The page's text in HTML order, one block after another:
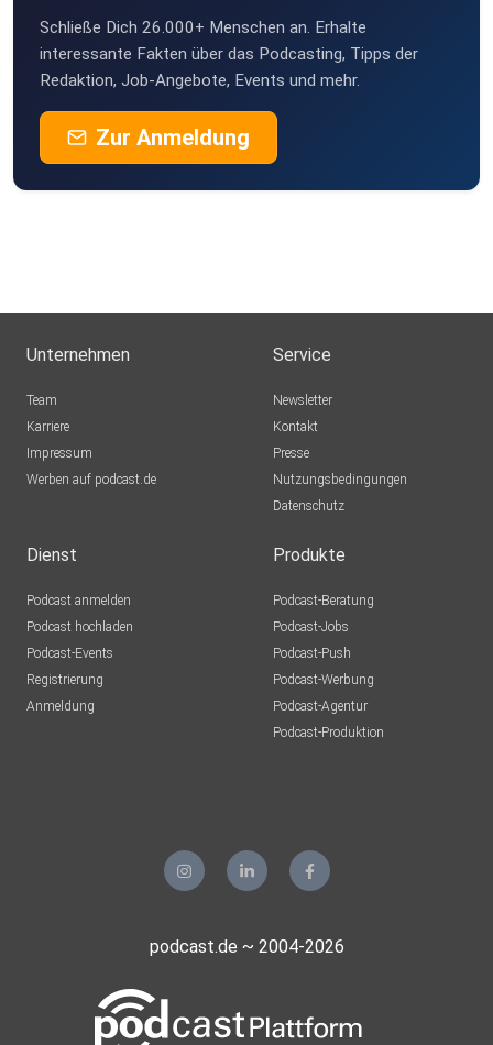
Schließe Dich 26.000+ Menschen an. Erhalte
interessante Fakten über das Podcasting, Tipps der
Redaktion, Job-Angebote, Events und mehr.
Zur Anmeldung
Unternehmen
Team
Karriere
Impressum
Werben auf podcast.de
Service
Newsletter
Kontakt
Presse
Nutzungsbedingungen
Datenschutz
Dienst
Podcast anmelden
Podcast hochladen
Podcast-Events
Registrierung
Anmeldung
Produkte
Podcast-Beratung
Podcast-Jobs
Podcast-Push
Podcast-Werbung
Podcast-Agentur
Podcast-Produktion
podcast.de ~ 2004-2026